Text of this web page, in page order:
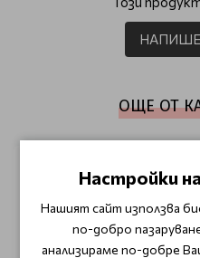
ОЩЕ ОТ
Настройки
Нашият сайт използва
по-добро
анализираме по-добре